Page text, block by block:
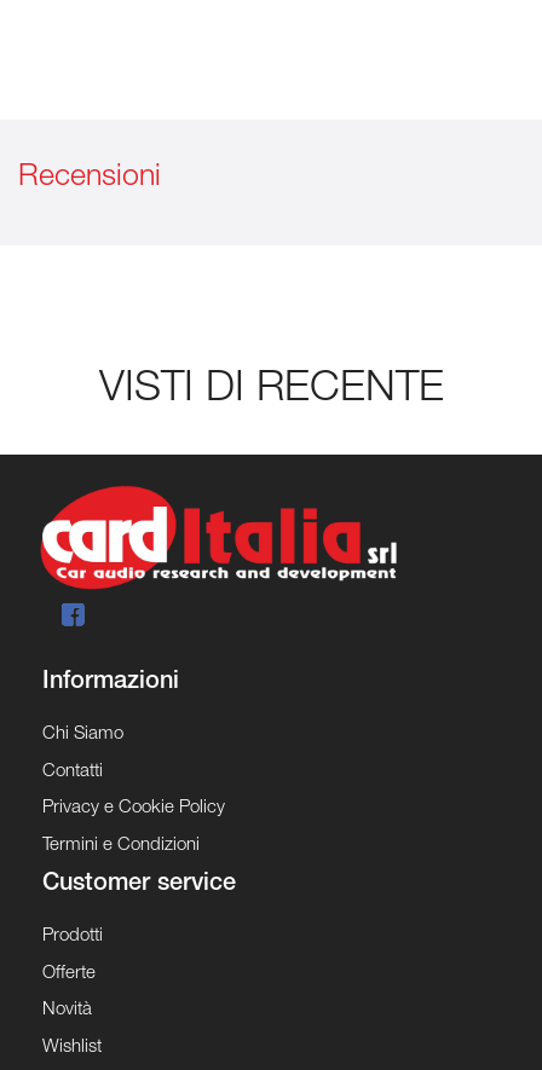
Recensioni
VISTI DI RECENTE
Informazioni
Chi Siamo
Contatti
Privacy e Cookie Policy
Termini e Condizioni
Customer service
Prodotti
Offerte
Novità
Wishlist